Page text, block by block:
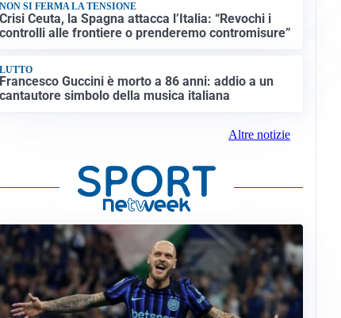
NON SI FERMA LA TENSIONE
Crisi Ceuta, la Spagna attacca l’Italia: “Revochi i
controlli alle frontiere o prenderemo contromisure”
LUTTO
Francesco Guccini è morto a 86 anni: addio a un
cantautore simbolo della musica italiana
Altre notizie